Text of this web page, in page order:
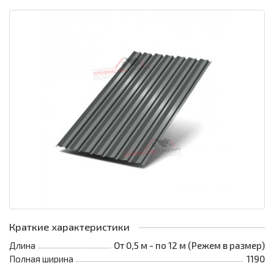
Краткие характеристики
Длина
От 0,5 м - по 12 м (Режем в размер)
Полная ширина
1190